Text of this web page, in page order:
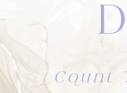
D
Count